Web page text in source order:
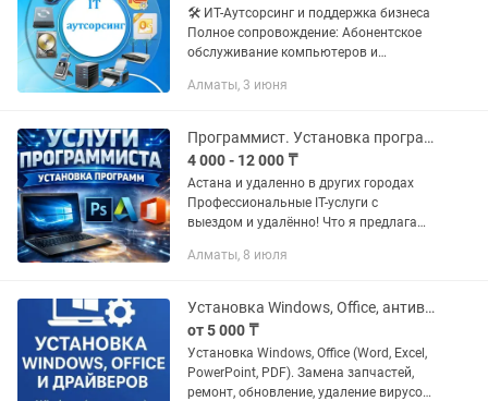
🛠 ИТ-Аутсорсинг и поддержка бизнеса
Полное сопровождение: Абонентское
обслуживание компьютеров и
места под ключ: От закупа и сборки до
Алматы, 3 июня
Программист. Установка программ
4 000 - 12 000 ₸
Астана и удаленно в других городах
Профессиональные IT-услуги с
выездом и удалённо! Что я предлагаю:
ноутбуки с активацией. Установка и
Алматы, 8 июля
Установка Windows, Office, антивирусы, Word, Excel, PowerPoint, Egov
от 5 000 ₸
Установка Windows, Office (Word, Excel,
PowerPoint, PDF). Замена запчастей,
ремонт, обновление, удаление вирусов,